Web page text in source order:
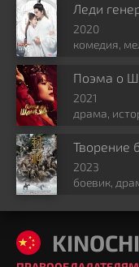
Леди
2020
комедия,
Поэма о
2021
драма,
Творение
2023
боевик,